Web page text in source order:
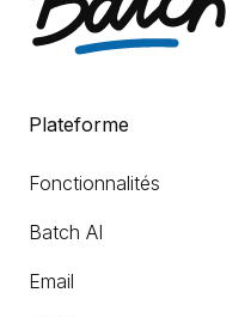
Plateforme
Fonctionnalités
Batch AI
Email